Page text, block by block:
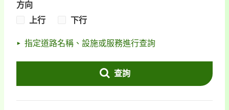
方向
上行
下行
指定道路名稱、設施或服務進行查詢
查詢